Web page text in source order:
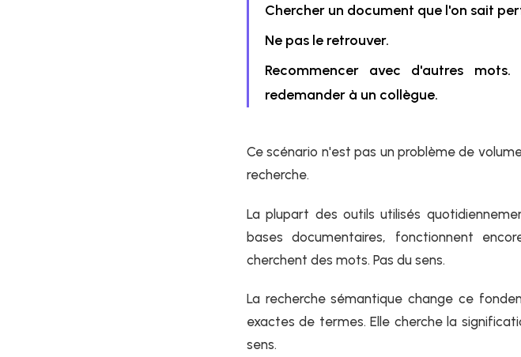
Chercher un document que l'on sait
Ne pas le retrouver.
Recommencer avec d'autres
redemander à un collègue.
Ce scénario n'est pas un problème de
recherche.
La plupart des outils utilisés
bases documentaires, fonctionnent
cherchent des mots. Pas du sens.
La recherche sémantique change ce
exactes de termes. Elle cherche la
sens.